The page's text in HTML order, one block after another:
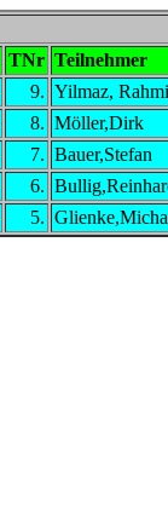
TNr Teilnehmer
9. Yilmaz, Rahmi
8. Möller,Dirk
7. Bauer,Stefan
6.
5.